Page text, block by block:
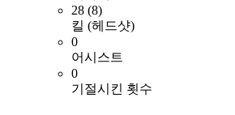
28 (8)
킬 (헤드샷)
0
어시스트
0
기절시킨 횟수